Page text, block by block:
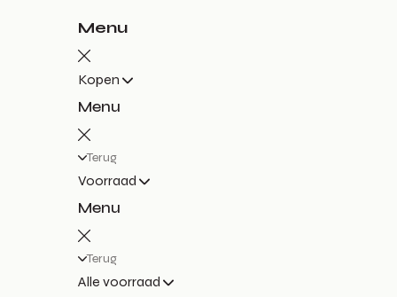
Menu
Kopen
Menu
Terug
Voorraad
Menu
Terug
Alle voorraad